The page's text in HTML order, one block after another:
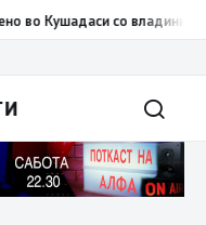
Кушадаси со владиниот